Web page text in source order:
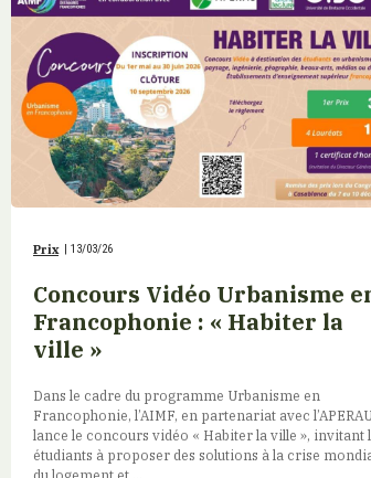
Prix 13/03/26
Concours Vidéo Urbanisme
Francophonie : « Habiter la
ville »
Dans le cadre du programme Urbanisme en
Francophonie, l’AIMF, en partenariat avec
lance le concours vidéo « Habiter la ville », invitant
étudiants à proposer des solutions à la crise